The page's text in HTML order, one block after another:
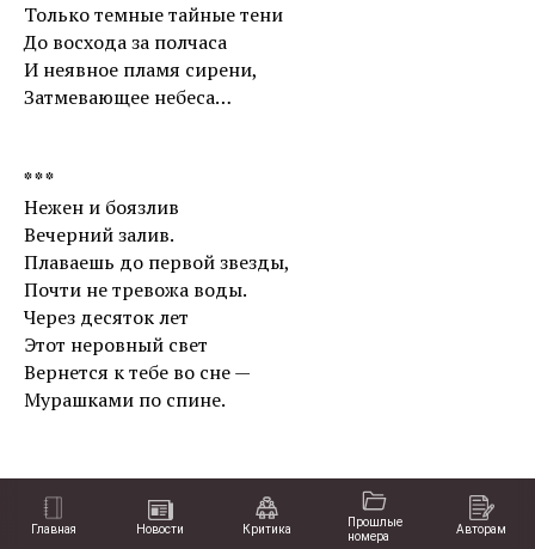
Главная Новости Критика
Прошлые
номера
Авторам
Только темные тайные тени
До восхода за полчаса
И неявное пламя сирени,
Затмевающее небеса…
* * *
Нежен и боязлив
Вечерний залив.
Плаваешь до первой звезды,
Почти не тревожа воды.
Через десяток лет
Этот неровный свет
Вернется к тебе во сне —
Мурашками по спине.